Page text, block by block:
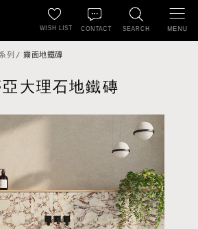
SEARCH
WISH LIST CONTACT MENU
列 霧面地鐵磚
大理石地鐵磚